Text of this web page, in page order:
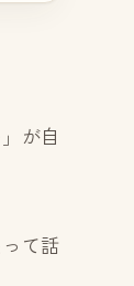
が自
て話